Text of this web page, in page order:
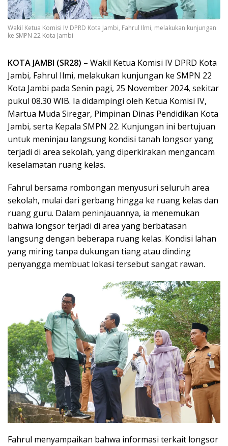
Wakil Ketua Komisi IV DPRD Kota Jambi, Fahrul Ilmi, melakukan kunjungan
ke SMPN 22 Kota Jambi
KOTA JAMBI (SR28) – Wakil Ketua Komisi IV DPRD Kota
Jambi, Fahrul Ilmi, melakukan kunjungan ke SMPN 22
Kota Jambi pada Senin pagi, 25 November 2024, sekitar
pukul 08.30 WIB. Ia didampingi oleh Ketua Komisi IV,
Martua Muda Siregar, Pimpinan Dinas Pendidikan Kota
Jambi, serta Kepala SMPN 22. Kunjungan ini bertujuan
untuk meninjau langsung kondisi tanah longsor yang
terjadi di area sekolah, yang diperkirakan mengancam
keselamatan ruang kelas.
Fahrul bersama rombongan menyusuri seluruh area
sekolah, mulai dari gerbang hingga ke ruang kelas dan
ruang guru. Dalam peninjauannya, ia menemukan
bahwa longsor terjadi di area yang berbatasan
langsung dengan beberapa ruang kelas. Kondisi lahan
yang miring tanpa dukungan tiang atau dinding
penyangga membuat lokasi tersebut sangat rawan.
Fahrul menyampaikan bahwa informasi terkait longsor